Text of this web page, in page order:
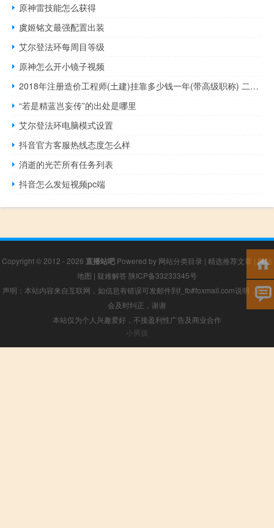
原神雷技能怎么获得
虞姬铭文最强配置出装
艾尔登法环每周目等级
原神怎么开小镜子视频
2018年注册造价工程师(土建)挂靠多少钱一年(带高级职称) 二级造价师挂靠多少钱
“若是精蓝岂妄传”的出处是哪里
艾尔登法环电脑模式设置
抖音官方客服热线态度怎么样
消逝的光芒所有任务列表
抖音怎么发短视频pc端
Copyright © 2012 - 2026 直播站吧 Powered by 网站分类目录 | 精选推荐文章 | 网站
地图 | 疑难解答 陕ICP备33233345号
声明：本站内容来自互联网，如信息有错误可发邮件到f_fb#foxmail.com说明，我们
会及时纠正，谢谢
本站仅为个人兴趣爱好，不接盈利性广告及商业合作
小男孩